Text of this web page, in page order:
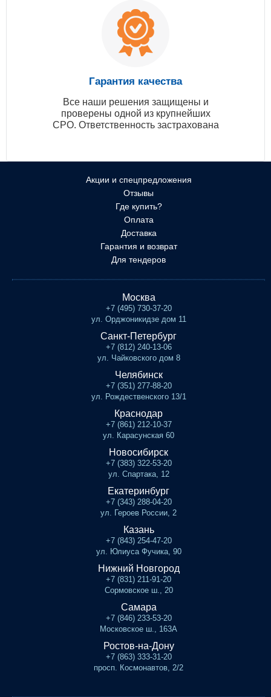
Гарантия качества
Все наши решения защищены и
проверены одной из крупнейших
СРО. Ответственность застрахована
Акции и спецпредложения
Отзывы
Где купить?
Оплата
Доставка
Гарантия и возврат
Для тендеров
Москва
+7 (495) 730-37-20
ул. Орджоникидзе дом 11
Санкт-Петербург
+7 (812) 240-13-06
ул. Чайковского дом 8
Челябинск
+7 (351) 277-88-20
ул. Рождественского 13/1
Краснодар
+7 (861) 212-10-37
ул. Карасунская 60
Новосибирск
+7 (383) 322-53-20
ул. Спартака, 12
Екатеринбург
+7 (343) 288-04-20
ул. Героев России, 2
Казань
+7 (843) 254-47-20
ул. Юлиуса Фучика, 90
Нижний Новгород
+7 (831) 211-91-20
Сормовское ш., 20
Самара
+7 (846) 233-53-20
Московское ш., 163А
Ростов-на-Дону
+7 (863) 333-31-20
просп. Космонавтов, 2/2